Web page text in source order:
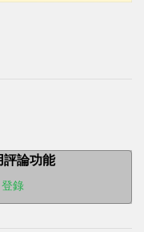
評論功能
登錄